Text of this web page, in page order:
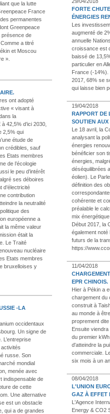
que la lutte
France
permanentes
Greenpeace
présence de
a titré
et Moscou
».
ont adopté
« visant à
la
42,5% d’ici 2030,
2,5% qui
étude de
crédibles, sauf
Etats membres
de l’écologie
le peu d’intérêt
ses déboires
d’électricité
contribution
la neutralité
des
européenne a
la même valeur
était la
Le Traité
nucléaire
Etats membres
bruxelloises y
-LA
occidentaux
Un signe de
L’entreprise
russe. Son
mondial
menée avec
indispensable de
de cette
Une alternative
est un obstacle
qui a de grandes
FORTE
ÉNERGIES
Les
augmenté de
annuelle
croissance est
baissé de
particulier en
France (-14%).
2017, 68% se
qui laisse bien
19/04/2018
RAPPORT DE
SOUTIEN
Le 18 avril, la
analysant la
énergies
bénéficier son
énergies,
déséquilibrées
éolien). Le
définition des
cohérente et
préalable le
mix
Début 2017, la
également
futurs de la
https://
11/04/2018
EPR CHINOIS.
Hier à Pékin a
chargement du
construit à
au monde à
proprement
Ensuite
du premier
d'atteindre la
commerciale.
six mois à un
08/04/2018
L'UNION
GAZ À EFFET
L'Agence
Energy & CO2